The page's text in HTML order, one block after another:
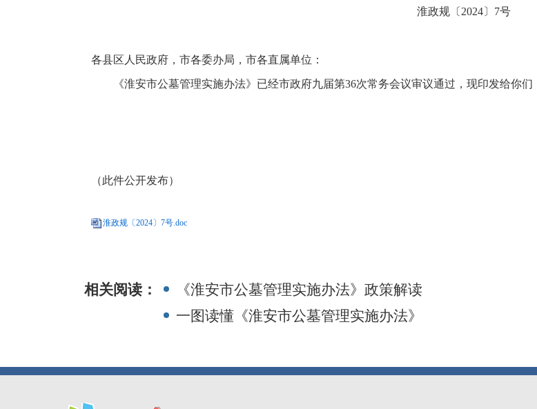
淮政规〔2024〕7号
各县区人民政府，市各委办局，市各直属单位：
《淮安市公墓管理实施办法》已经市政府九届第36次常务会议审议通过，现印发给你们
（此件公开发布）
淮政规〔2024〕7号.doc
相关阅读：
《淮安市公墓管理实施办法》政策解读
一图读懂《淮安市公墓管理实施办法》